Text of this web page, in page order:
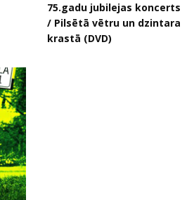
75.gadu jubilejas koncerts
/ Pilsētā vētru un dzintara
krastā (DVD)